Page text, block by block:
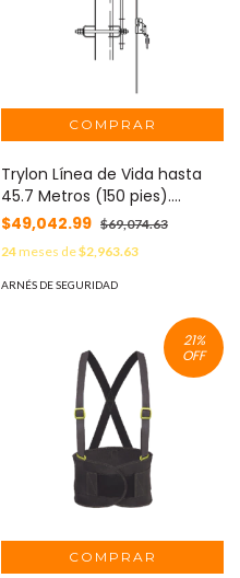
Trylon Línea de Vida hasta
45.7 Metros (150 pies).
Compatible con línea Super
Titan. Carro de Seg. NO
INCLUIDO. MOD: TRY-ST-LV-
150
$49,042.99 $69,074.63
24meses de$2,963.63
ARNÉS DE SEGURIDAD
21%
OFF